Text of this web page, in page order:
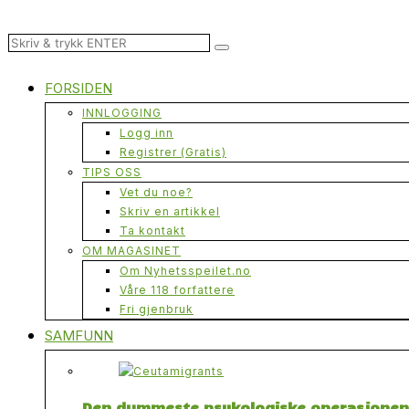
FORSIDEN
INNLOGGING
Logg inn
Registrer (Gratis)
TIPS OSS
Vet du noe?
Skriv en artikkel
Ta kontakt
OM MAGASINET
Om Nyhetsspeilet.no
Våre 118 forfattere
Fri gjenbruk
SAMFUNN